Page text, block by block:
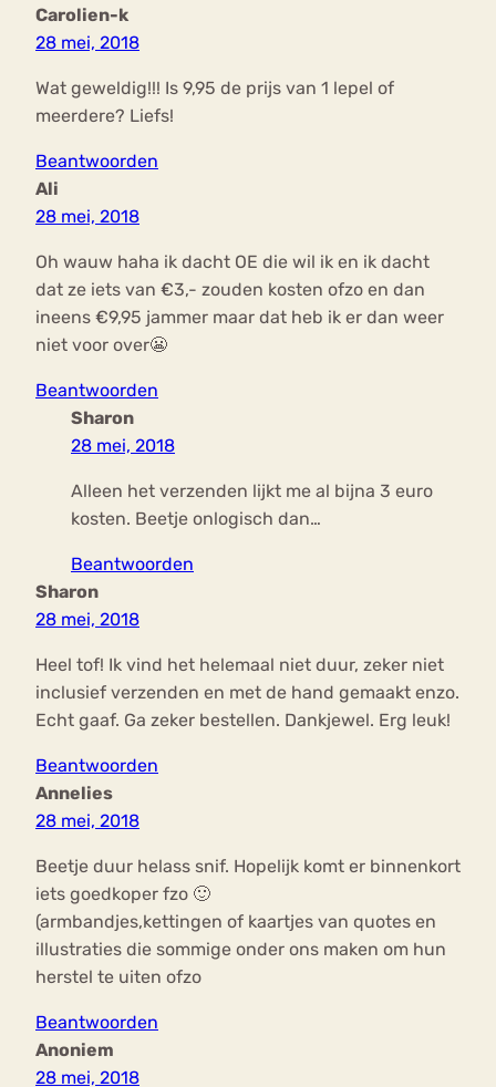
Carolien-k
28 mei, 2018
Wat geweldig!!! Is 9,95 de prijs van 1 lepel of
meerdere? Liefs!
Beantwoorden
Ali
28 mei, 2018
Oh wauw haha ik dacht OE die wil ik en ik dacht
dat ze iets van €3,- zouden kosten ofzo en dan
ineens €9,95 jammer maar dat heb ik er dan weer
niet voor over😬
Beantwoorden
Sharon
28 mei, 2018
Alleen het verzenden lijkt me al bijna 3 euro
kosten. Beetje onlogisch dan…
Beantwoorden
Sharon
28 mei, 2018
Heel tof! Ik vind het helemaal niet duur, zeker niet
inclusief verzenden en met de hand gemaakt enzo.
Echt gaaf. Ga zeker bestellen. Dankjewel. Erg leuk!
Beantwoorden
Annelies
28 mei, 2018
Beetje duur helass snif. Hopelijk komt er binnenkort
iets goedkoper fzo 🙂
(armbandjes,kettingen of kaartjes van quotes en
illustraties die sommige onder ons maken om hun
herstel te uiten ofzo
Beantwoorden
Anoniem
28 mei, 2018